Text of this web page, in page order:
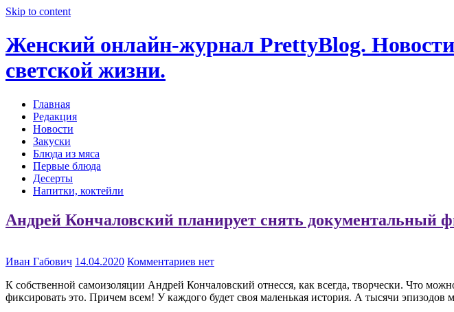
Skip to content
Женский онлайн-журнал PrettyBlog.
светской жизни.
Главная
Редакция
Новости
Закуски
Блюда из мяса
Первые блюда
Десерты
Напитки, коктейли
Андрей Кончаловский планирует снять документальный
Иван Габович 14.04.2020 Комментариев нет
К собственной самоизоляции Андрей Кончаловский отнесся, как всегда, творчески. Что
фиксировать это. Причем всем! У каждого будет своя маленькая история. А тысячи